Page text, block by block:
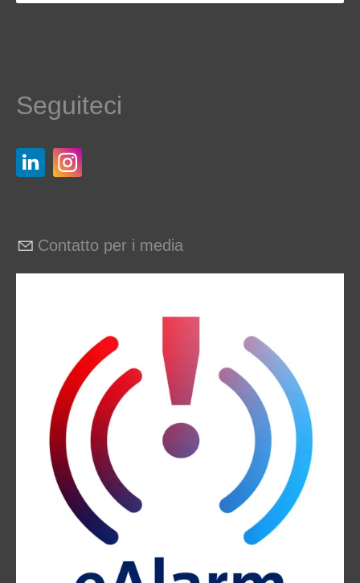
Seguiteci
Contatto per i media